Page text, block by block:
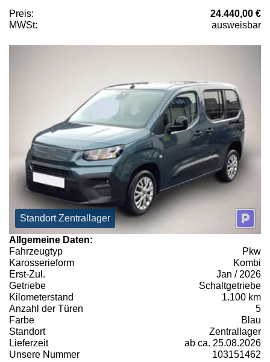
Preis:
24.440,00 €
MWSt:
ausweisbar
Standort Zentrallager
Allgemeine Daten:
Fahrzeugtyp
Pkw
Karosserieform
Kombi
Erst-Zul.
Jan / 2026
Getriebe
Schaltgetriebe
Kilometerstand
1.100 km
Anzahl der Türen
5
Farbe
Blau
Standort
Zentrallager
Lieferzeit
ab ca. 25.08.2026
Unsere Nummer
103151462